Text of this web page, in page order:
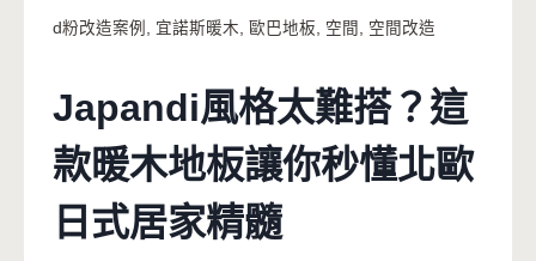
d粉改造案例 , 宜諾斯暖木, 歐巴地板, 空間 , 空間改造
Japandi風格太難搭？這
款暖木地板讓你秒懂北歐
日式居家精髓